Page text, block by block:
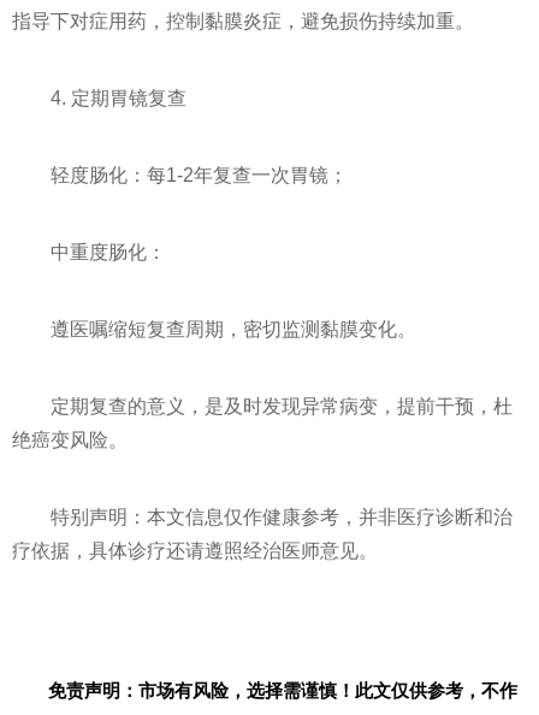
指导下对症用药，控制黏膜炎症，避免损伤持续加重。
4. 定期胃镜复查
轻度肠化：每1-2年复查一次胃镜；
中重度肠化：
遵医嘱缩短复查周期，密切监测黏膜变化。
定期复查的意义，是及时发现异常病变，提前干预，杜
绝癌变风险。
特别声明：本文信息仅作健康参考，并非医疗诊断和治
疗依据，具体诊疗还请遵照经治医师意见。
免责声明：市场有风险，选择需谨慎！此文仅供参考，不作